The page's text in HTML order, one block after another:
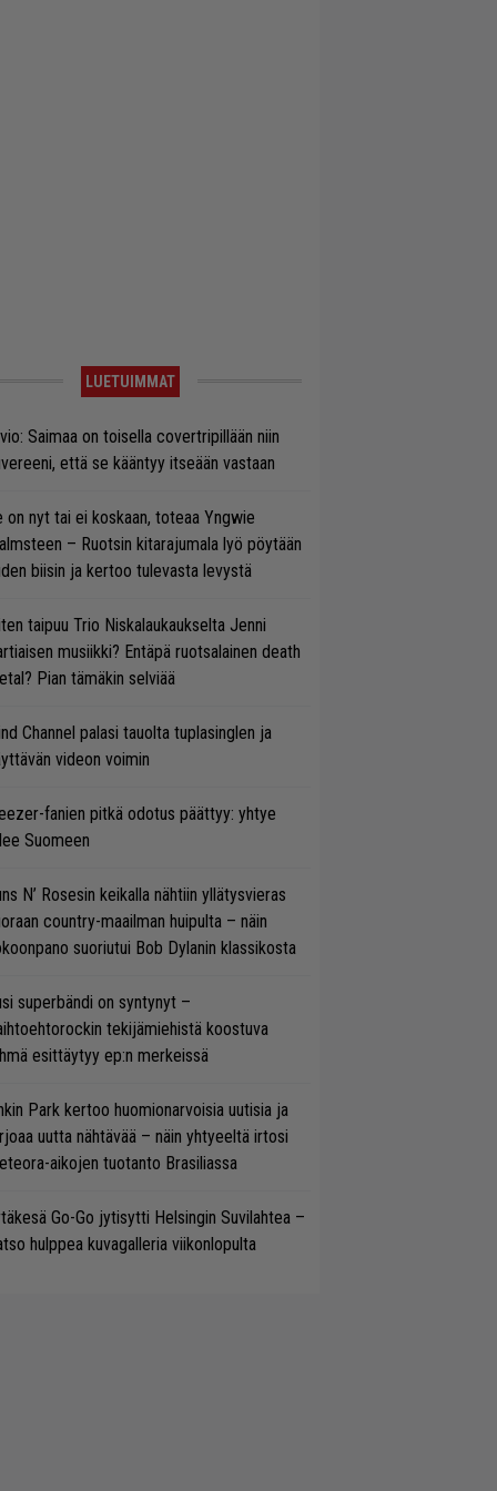
LUETUIMMAT
Saimaa on toisella covertripillään niin
että se kääntyy itseään vastaan
on nyt tai ei koskaan, toteaa Yngwie
– Ruotsin kitarajumala lyö pöytään
biisin ja kertoo tulevasta levystä
taipuu Trio Niskalaukaukselta Jenni
musiikki? Entäpä ruotsalainen death
Pian tämäkin selviää
Channel palasi tauolta tuplasinglen ja
videon voimin
fanien pitkä odotus päättyy: yhtye
Suomeen
N’ Rosesin keikalla nähtiin yllätysvieras
country-maailman huipulta – näin
suoriutui Bob Dylanin klassikosta
superbändi on syntynyt –
tekijämiehistä koostuva
esittäytyy ep:n merkeissä
Park kertoo huomionarvoisia uutisia ja
uutta nähtävää – näin yhtyeeltä irtosi
aikojen tuotanto Brasiliassa
Go-Go jytisytti Helsingin Suvilahtea –
hulppea kuvagalleria viikonlopulta